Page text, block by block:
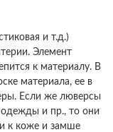
и т.д.)
Элемент
к материалу. В
материала, ее в
Если же люверсы
одежды и пр., то они
к коже и замше